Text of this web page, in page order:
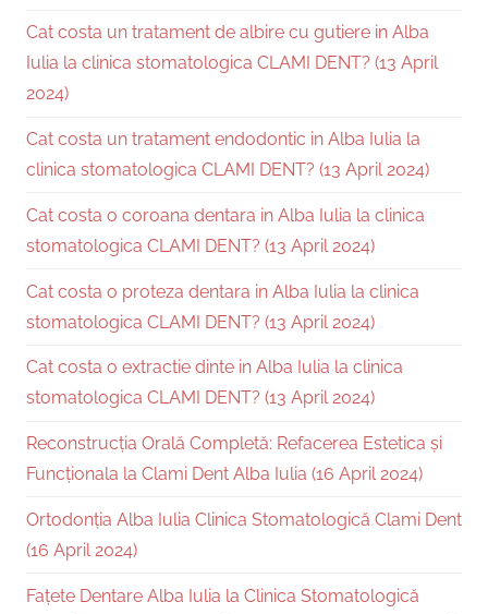
Cat costa un tratament de albire cu gutiere in Alba
Iulia la clinica stomatologica CLAMI DENT? (13 April
2024)
Cat costa un tratament endodontic in Alba Iulia la
clinica stomatologica CLAMI DENT? (13 April 2024)
Cat costa o coroana dentara in Alba Iulia la clinica
stomatologica CLAMI DENT? (13 April 2024)
Cat costa o proteza dentara in Alba Iulia la clinica
stomatologica CLAMI DENT? (13 April 2024)
Cat costa o extractie dinte in Alba Iulia la clinica
stomatologica CLAMI DENT? (13 April 2024)
Reconstrucția Orală Completă: Refacerea Estetica și
Funcționala la Clami Dent Alba Iulia (16 April 2024)
Ortodonția Alba Iulia Clinica Stomatologică Clami Dent
(16 April 2024)
Fațete Dentare Alba Iulia la Clinica Stomatologică